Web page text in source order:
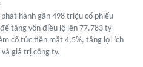
phát hành gần 498 triệu cổ phiếu
tăng vốn điều lệ lên 77.783 tỷ
cổ tức tiền mặt 4,5%, tăng lợi ích
giá trị công ty.